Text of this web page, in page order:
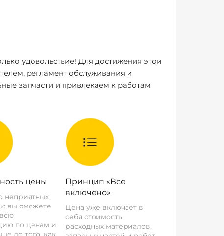
удовольствие! Для достижения этой
регламент обслуживания и
запчасти и привлекаем к работам
цены
неприятных
вы сможете
по ценам и
до того, как
Принцип «Все
включено»
Цена уже включает в
себя стоимость
расходных материалов,